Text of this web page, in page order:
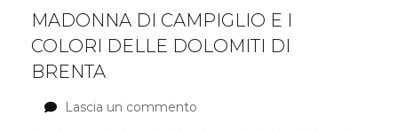
MADONNA DI CAMPIGLIO E I
COLORI DELLE DOLOMITI DI
BRENTA
Lascia un commento